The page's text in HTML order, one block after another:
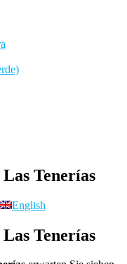
Tenerías
English
Tenerías